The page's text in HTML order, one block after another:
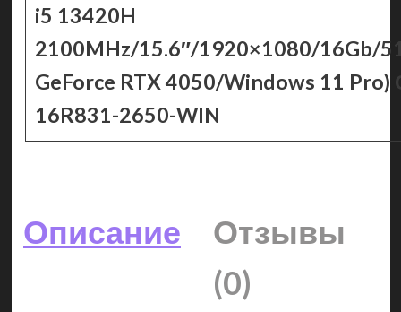
i5 13420H
2100MHz/15.6″/1920×1080/16Gb/
GeForce RTX 4050/Windows 11
16R831-2650-WIN
Описание
Отзывы
(0)